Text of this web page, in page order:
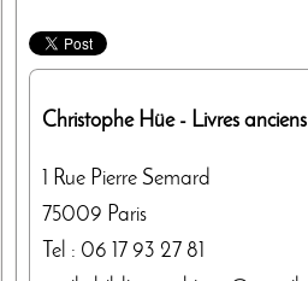
Christophe Hüe- Livres anciens
1 Rue Pierre Semard
75009 Paris
Tel : 06 17 93 27 81